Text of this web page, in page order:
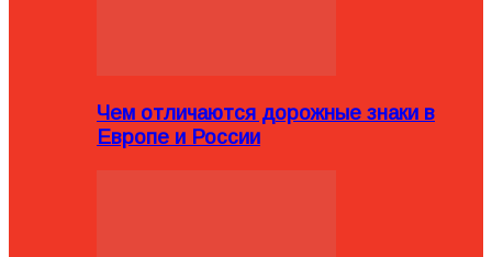
Чем отличаются дорожные знаки в
Европе и России